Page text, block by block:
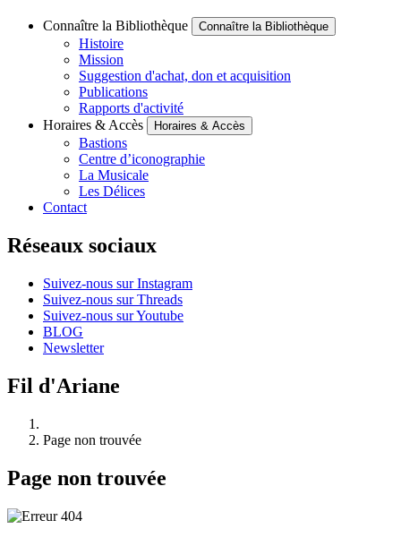
Connaître la Bibliothèque Connaître la Bibliothèque
Histoire
Mission
Suggestion d'achat, don et acquisition
Publications
Rapports d'activité
Horaires & Accès
Horaires & Accès
Bastions
Centre d’iconographie
La Musicale
Les Délices
Contact
Réseaux sociaux
Suivez-nous sur Instagram
Suivez-nous sur Threads
Suivez-nous sur Youtube
BLOG
Newsletter
Fil d'Ariane
Page non trouvée
Page non trouvée